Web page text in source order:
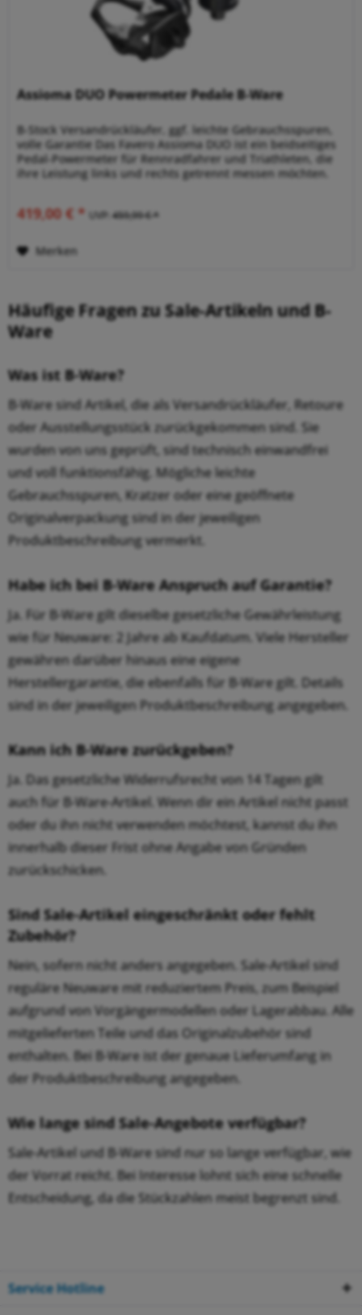
Assioma DUO Powermeter Pedale B-Ware
B-Stock Versandrückläufer, ggf. leichte Gebrauchsspuren,
volle Garantie Das Favero Assioma DUO ist ein beidseitiges
Pedal-Powermeter für Rennradfahrer und Triathleten, die
ihre Leistung links und rechts getrennt messen möchten.
419,00 € * UVP:459,99 € *
Merken
Häufige Fragen zu Sale-Artikeln und B-
Ware
Was ist B-Ware?
B-Ware sind Artikel, die als Versandrückläufer, Retoure
oder Ausstellungsstück zurückgekommen sind. Sie
wurden von uns geprüft, sind technisch einwandfrei
und voll funktionsfähig. Mögliche leichte
Gebrauchsspuren, Kratzer oder eine geöffnete
Originalverpackung sind in der jeweiligen
Produktbeschreibung vermerkt.
Habe ich bei B-Ware Anspruch auf Garantie?
Ja. Für B-Ware gilt dieselbe gesetzliche Gewährleistung
wie für Neuware: 2 Jahre ab Kaufdatum. Viele Hersteller
gewähren darüber hinaus eine eigene
Herstellergarantie, die ebenfalls für B-Ware gilt. Details
sind in der jeweiligen Produktbeschreibung angegeben.
Kann ich B-Ware zurückgeben?
Ja. Das gesetzliche Widerrufsrecht von 14 Tagen gilt
auch für B-Ware-Artikel. Wenn dir ein Artikel nicht passt
oder du ihn nicht verwenden möchtest, kannst du ihn
innerhalb dieser Frist ohne Angabe von Gründen
zurückschicken.
Sind Sale-Artikel eingeschränkt oder fehlt
Zubehör?
Nein, sofern nicht anders angegeben. Sale-Artikel sind
reguläre Neuware mit reduziertem Preis, zum Beispiel
aufgrund von Vorgängermodellen oder Lagerabbau. Alle
mitgelieferten Teile und das Originalzubehör sind
enthalten. Bei B-Ware ist der genaue Lieferumfang in
der Produktbeschreibung angegeben.
Wie lange sind Sale-Angebote verfügbar?
Sale-Artikel und B-Ware sind nur so lange verfügbar, wie
der Vorrat reicht. Bei Interesse lohnt sich eine schnelle
Entscheidung, da die Stückzahlen meist begrenzt sind.
Service Hotline